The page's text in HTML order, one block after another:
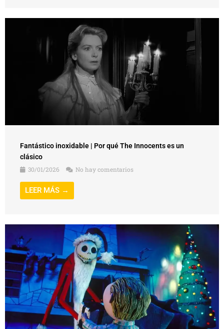
Fantástico inoxidable | Por qué The Innocents es un
clásico
30/01/2026
No hay comentarios
LEER MÁS →